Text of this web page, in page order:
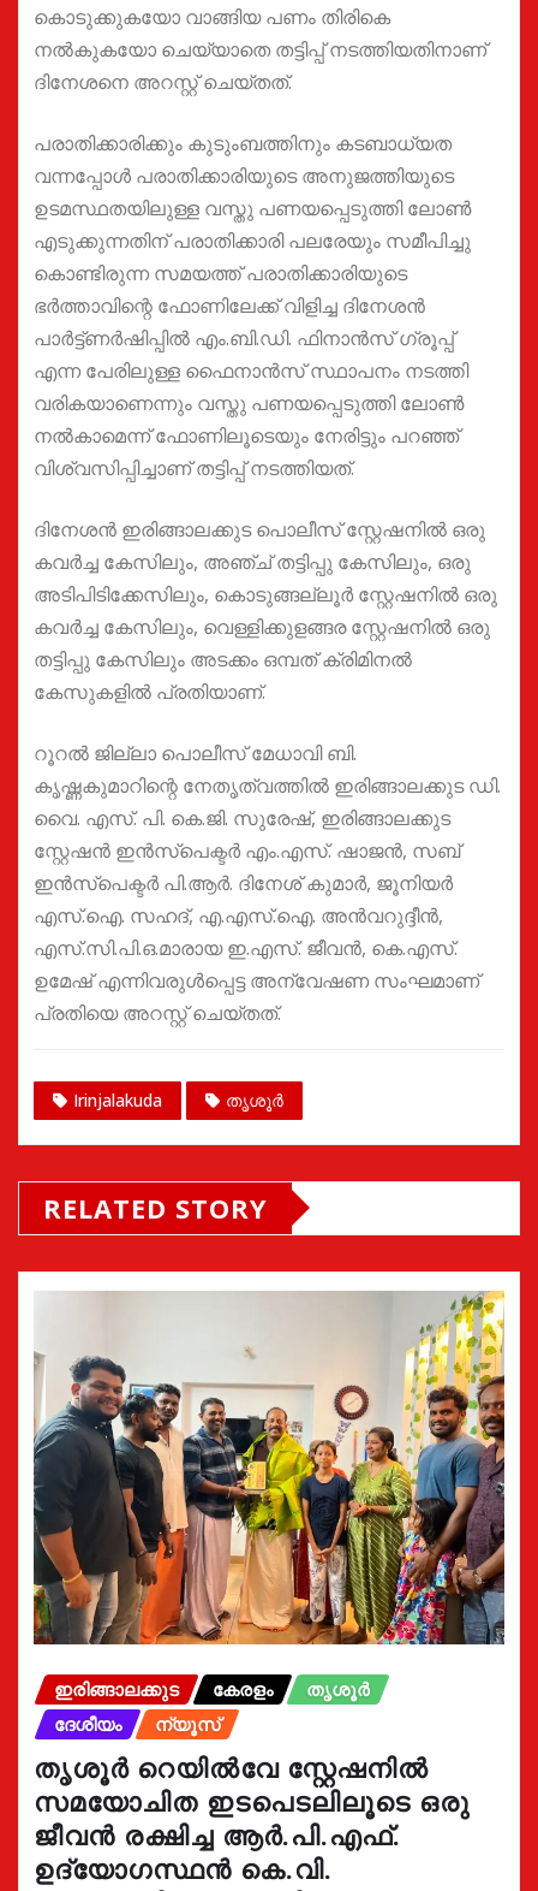
കൊടുക്കുകയോ വാങ്ങിയ പണം തിരികെ
നൽകുകയോ ചെയ്യാതെ തട്ടിപ്പ് നടത്തിയതിനാണ്
ദിനേശനെ അറസ്റ്റ് ചെയ്തത്.
പരാതിക്കാരിക്കും കുടുംബത്തിനും കടബാധ്യത
വന്നപ്പോൾ പരാതിക്കാരിയുടെ അനുജത്തിയുടെ
ഉടമസ്ഥതയിലുള്ള വസ്തു പണയപ്പെടുത്തി ലോൺ
എടുക്കുന്നതിന് പരാതിക്കാരി പലരേയും സമീപിച്ചു
കൊണ്ടിരുന്ന സമയത്ത് പരാതിക്കാരിയുടെ
ഭർത്താവിന്റെ ഫോണിലേക്ക് വിളിച്ച ദിനേശൻ
പാർട്ട്ണർഷിപ്പിൽ എം.ബി.ഡി. ഫിനാൻസ് ഗ്രൂപ്പ്
എന്ന പേരിലുള്ള ഫൈനാൻസ് സ്ഥാപനം നടത്തി
വരികയാണെന്നും വസ്തു പണയപ്പെടുത്തി ലോൺ
നൽകാമെന്ന് ഫോണിലൂടെയും നേരിട്ടും പറഞ്ഞ്
വിശ്വസിപ്പിച്ചാണ് തട്ടിപ്പ് നടത്തിയത്.
ദിനേശൻ ഇരിങ്ങാലക്കുട പൊലീസ് സ്റ്റേഷനിൽ ഒരു
കവർച്ച കേസിലും, അഞ്ച് തട്ടിപ്പു കേസിലും, ഒരു
അടിപിടിക്കേസിലും, കൊടുങ്ങല്ലൂർ സ്റ്റേഷനിൽ ഒരു
കവർച്ച കേസിലും, വെള്ളിക്കുളങ്ങര സ്റ്റേഷനിൽ ഒരു
തട്ടിപ്പു കേസിലും അടക്കം ഒമ്പത് ക്രിമിനൽ
കേസുകളിൽ പ്രതിയാണ്.
റൂറൽ ജില്ലാ പൊലീസ് മേധാവി ബി.
കൃഷ്ണകുമാറിന്റെ നേതൃത്വത്തിൽ ഇരിങ്ങാലക്കുട ഡി.
വൈ. എസ്. പി. കെ.ജി. സുരേഷ്, ഇരിങ്ങാലക്കുട
സ്റ്റേഷൻ ഇൻസ്പെക്ടർ എം.എസ്. ഷാജൻ, സബ്
ഇൻസ്പെക്ടർ പി.ആർ. ദിനേശ് കുമാർ, ജൂനിയർ
എസ്.ഐ. സഹദ്, എ.എസ്.ഐ. അൻവറുദ്ദീൻ,
എസ്.സി.പി.ഒ.മാരായ ഇ.എസ്. ജീവൻ, കെ.എസ്.
ഉമേഷ് എന്നിവരുൾപ്പെട്ട അന്വേഷണ സംഘമാണ്
പ്രതിയെ അറസ്റ്റ് ചെയ്തത്.
Irinjalakuda തൃശൂർ
RELATED STORY
ഇരിങ്ങാലക്കുട കേരളം
തൃശൂർ
ദേശീയം
ന്യൂസ്
തൃശൂർ റെയിൽവേ സ്റ്റേഷനിൽ
സമയോചിത ഇടപെടലിലൂടെ ഒരു
ജീവൻ രക്ഷിച്ച ആർ.പി.എഫ്.
ഉദ്യോഗസ്ഥൻ കെ.വി.